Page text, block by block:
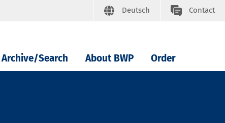
Deutsch Contact
Archive/Search About BWP Order